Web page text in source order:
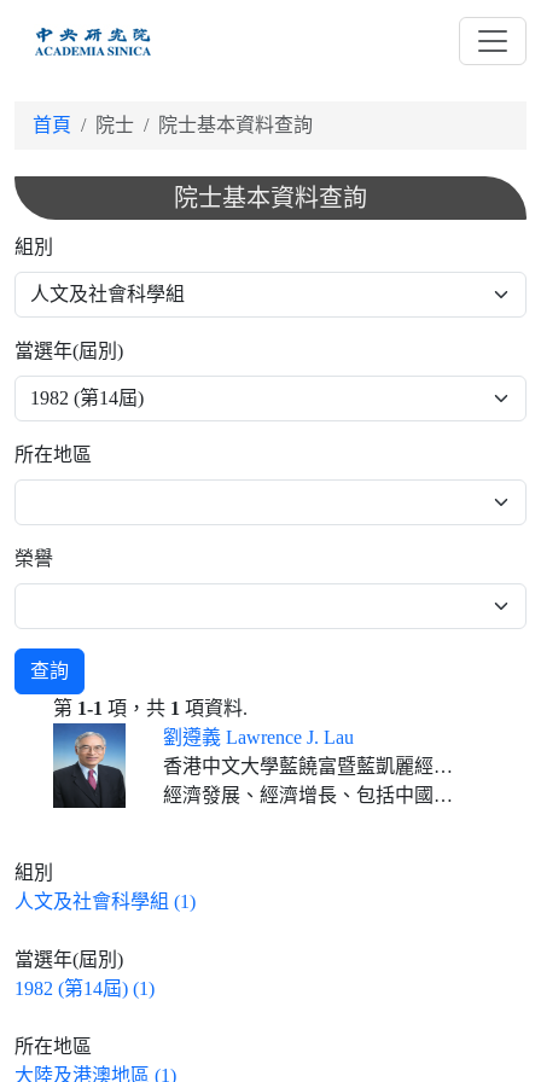
首頁 院士 院士基本資料查詢
院士基本資料查詢
組別
當選年(屆別)
所在地區
榮譽
查詢
第 1-1 項，共 1 項資料.
劉遵義 Lawrence J. Lau
香港中文大學藍饒富暨藍凱麗經濟學講座教授
經濟發展、經濟增長、包括中國在內的東亞經濟
組別
人文及社會科學組 (1)
當選年(屆別)
1982 (第14屆) (1)
所在地區
大陸及港澳地區 (1)